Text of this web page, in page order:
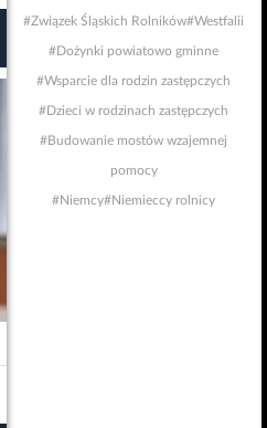
#Związek Śląskich Rolników#Westfalii
#Dożynki powiatowo gminne
#Wsparcie dla rodzin zastępczych
#Dzieci w rodzinach zastępczych
#Budowanie mostów wzajemnej
pomocy
#Niemcy#Niemieccy rolnicy